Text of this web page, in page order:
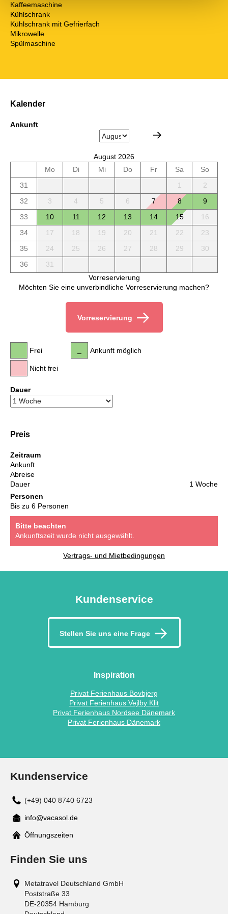
Kaffeemaschine
Kühlschrank
Kühlschrank mit Gefrierfach
Mikrowelle
Spülmaschine
Kalender
Ankunft
August 2026
Mo
Di Mi Do Fr Sa
So
31
1
2
32
3 4 5 6 7 8
9
33
10 11 12 13 14 15
16
34
17 18 19 20 21 22
23
35
24 25 26 27 28 29
30
36
31
Vorreservierung
Möchten Sie eine unverbindliche Vorreservierung machen?
Vorreservierung
Frei
Nicht frei
Ankunft möglich
Dauer
Preis
Zeitraum
Ankunft
Abreise
Dauer
1 Woche
Personen
Bis zu 6 Personen
Bitte beachten
Ankunftszeit wurde nicht ausgewählt.
Vertrags- und Mietbedingungen
Kundenservice
Stellen Sie uns eine Frage
Inspiration
Privat Ferienhaus Bovbjerg
Privat Ferienhaus Vejlby Klit
Privat Ferienhaus Nordsee Dänemark
Privat Ferienhaus Dänemark
Kundenservice
(+49) 040 8740 6723
Mail
info@vacasol.de
Öffnungszeiten
Finden Sie uns
Metatravel Deutschland GmbH
Poststraße 33
DE-20354 Hamburg